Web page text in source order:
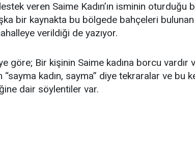
veren Saime Kadın’ın isminin oturduğu
bir kaynakta bu bölgede bahçeleri bulunan
verildiği de yazıyor.
göre; Bir kişinin Saime kadına borcu
kadın, sayma” diye tekraralar ve bu
dair söylentiler var.